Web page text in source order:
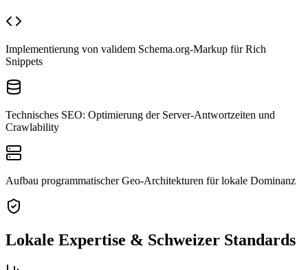
Implementierung von validem Schema.org-Markup für Rich
Snippets
Technisches SEO: Optimierung der Server-Antwortzeiten und
Crawlability
Aufbau programmatischer Geo-Architekturen für lokale Dominanz
Lokale Expertise & Schweizer Standards